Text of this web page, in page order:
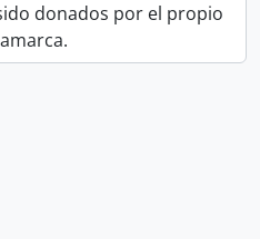
donados por el propio